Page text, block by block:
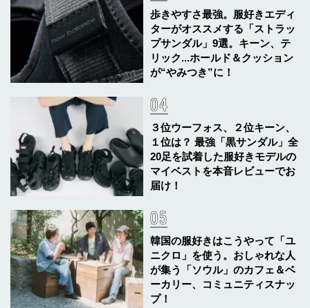
歩きやすさ最強。服好きエディ
ターがオススメする「ストラッ
プサンダル」9選。キーン、テ
リック...ホールド＆クッション
が“やみつき”に！
３位ウーフォス、２位キーン、
１位は？ 最強「黒サンダル」全
20足を試着した服好きモデルの
マイベストを本音レビューでお
届け！
韓国の服好きはこうやって「ユ
ニクロ」を使う。おしゃれな人
が集う「ソウル」のカフェ＆ベ
ーカリー、コミュニティスナッ
プ！